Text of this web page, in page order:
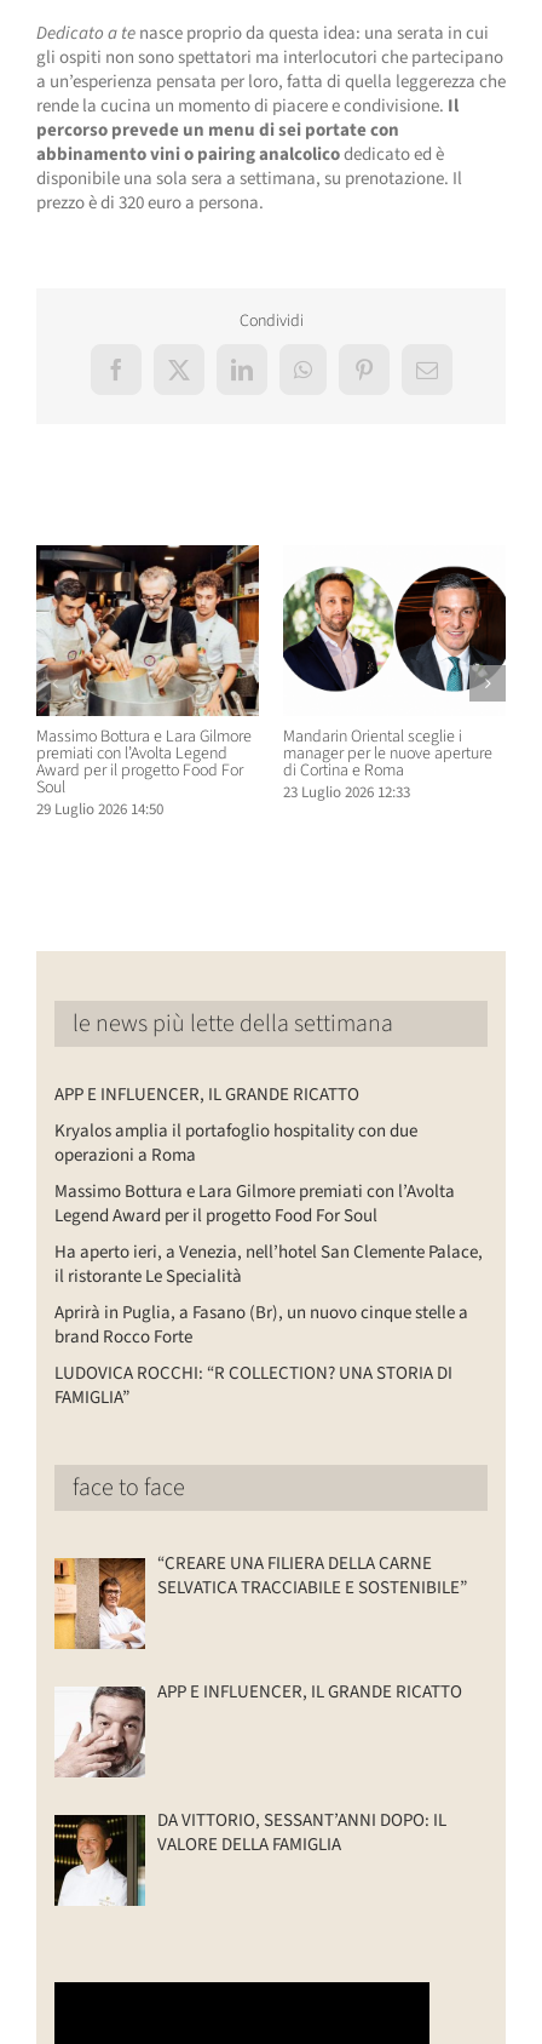
Dedicato a tenasce proprio da questa idea: una serata in cui
gli ospiti non sono spettatori ma interlocutori che partecipano
a un’esperienza pensata per loro, fatta di quella leggerezza che
rende la cucina un momento di piacere e condivisione. Il
percorso prevede un menu di sei portate con
abbinamento vini o pairing analcolicodedicato ed è
disponibile una sola sera a settimana, su prenotazione. Il
prezzo è di 320 euro a persona.
Condividi
Facebook
X LinkedInWhatsAppPinterestEmail
Massimo Bottura e Lara Gilmore
premiati con l’Avolta Legend
Award per il progetto Food For
Soul
29 Luglio 2026 14:50
Mandarin Oriental sceglie i
manager per le nuove aperture
di Cortina e Roma
23 Luglio 2026 12:33
le news più lette della settimana
APP E INFLUENCER, IL GRANDE RICATTO
Kryalos amplia il portafoglio hospitality con due
operazioni a Roma
Massimo Bottura e Lara Gilmore premiati con l’Avolta
Legend Award per il progetto Food For Soul
Ha aperto ieri, a Venezia, nell’hotel San Clemente Palace,
il ristorante Le Specialità
Aprirà in Puglia, a Fasano (Br), un nuovo cinque stelle a
brand Rocco Forte
LUDOVICA ROCCHI: “R COLLECTION? UNA STORIA DI
FAMIGLIA”
face to face
“CREARE UNA FILIERA DELLA CARNE
SELVATICA TRACCIABILE E SOSTENIBILE”
APP E INFLUENCER, IL GRANDE RICATTO
DA VITTORIO, SESSANT’ANNI DOPO: IL
VALORE DELLA FAMIGLIA